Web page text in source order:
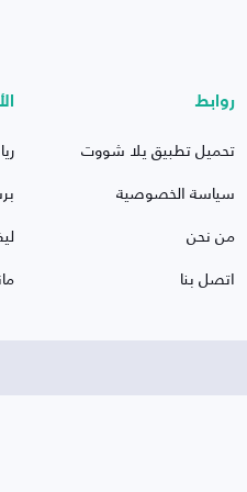
روابط
تحميل تطبيق يلا شووت
سياسة الخصوصية
من نحن
اتصل بنا